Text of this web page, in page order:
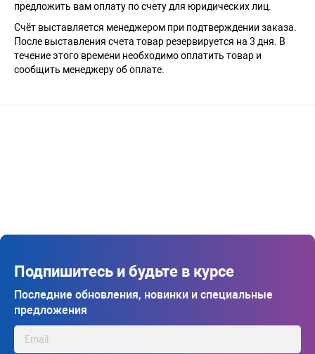
предложить вам оплату по счету для юридических лиц.
Счёт выставляется менеджером при подтверждении заказа.
После выставления счета товар резервируется на 3 дня. В
течение этого времени необходимо оплатить товар и
сообщить менеджеру об оплате.
Подпишитесь и будьте в курсе
Последние обновления, новинки и специальные
предложения